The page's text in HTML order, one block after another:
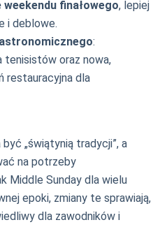
finałowego, lepiej
i deblowe.
:
tenisistów oraz nowa,
restauracyjna dla
„świątynią tradycji”, a
na potrzeby
Middle Sunday dla wielu
epoki, zmiany te sprawiają,
dla zawodników i